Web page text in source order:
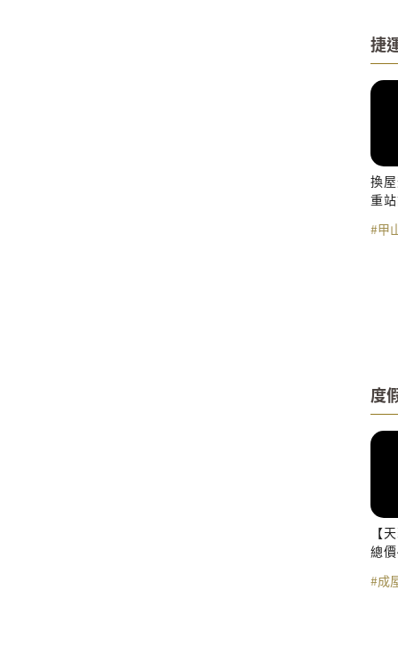
捷
換
重
#甲
度
【
總
#成